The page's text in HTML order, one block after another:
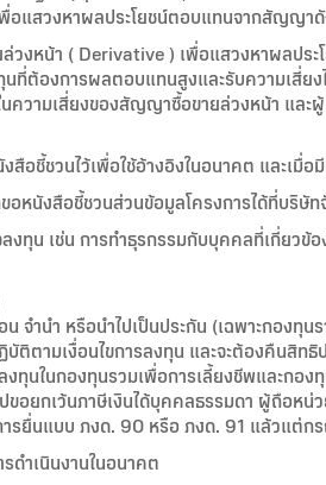
อแสวงหาผลประโยชน์ตอบแทนจากสัญญา
งหน้า ( Derivative ) เพื่อแสวงหาผลปร
ที่ต้องการผลตอบแทนสูงและรับความเสี่ย
ความเสี่ยงของสัญญาซื้อขายล่วงหน้า แ
สือชี้ชวนไว้เพื่อใช้อ้างอิงในอนาคต และเ
หนังสือชี้ชวนส่วนข้อมูลโครงการได้ที่บริ
ทุน เช่น การทำธุรกรรมกับบุคคลที่เกี่ยว
จำนำ หรือนำไปเป็นประกัน (เฉพาะกองทุ
ติตามเงื่อนไขการลงทุน และจะต้องคืนสิท
นในกองทุนรวมเพื่อการเลี้ยงชีพและกอง
อยกเว้นภาษีเงินได้บุคคลธรรมดา ผู้ถือห
ารยื่นแบบ ภงด. 90 หรือ ภงด. 91 แล้วแต่ก
ดำเนินงานในอนาคต